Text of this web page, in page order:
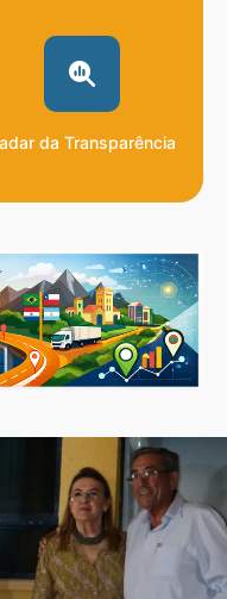
da Transparência